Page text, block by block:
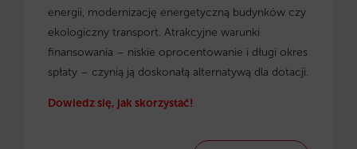
energii, modernizację energetyczną budynków czy
ekologiczny transport. Atrakcyjne warunki
finansowania – niskie oprocentowanie i długi okres
spłaty – czynią ją doskonałą alternatywą dla dotacji.
Dowiedz się, jak skorzystać!